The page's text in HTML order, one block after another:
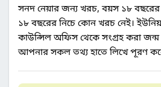
সনদ নেয়ার জন্য খরচ, বয়স ১৮ বছরের
১৮ বছরের নিচে কোন খরচ নেই।
কাউন্সিল অফিস থেকে সংগ্রহ করা
আপনার সকল তথ্য হাতে লিখে পূরণ